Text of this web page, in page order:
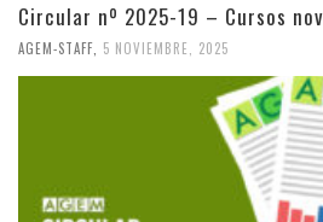
Circular nº 2025-19 – Cursos
AGEM-STAFF 5 NOVIEMBRE, 2025